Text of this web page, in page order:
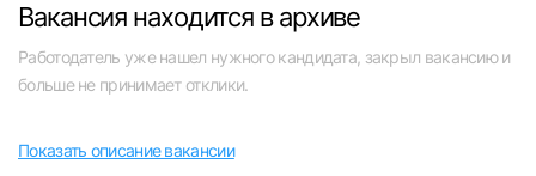
Челябинск
Пермь
Самара
Вакансия находится в архиве
Работодатель уже нашел нужного кандидата, закрыл вакансию и
больше не принимает отклики.
Показать описание вакансии